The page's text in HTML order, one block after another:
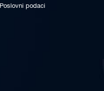
Poslovni podaci